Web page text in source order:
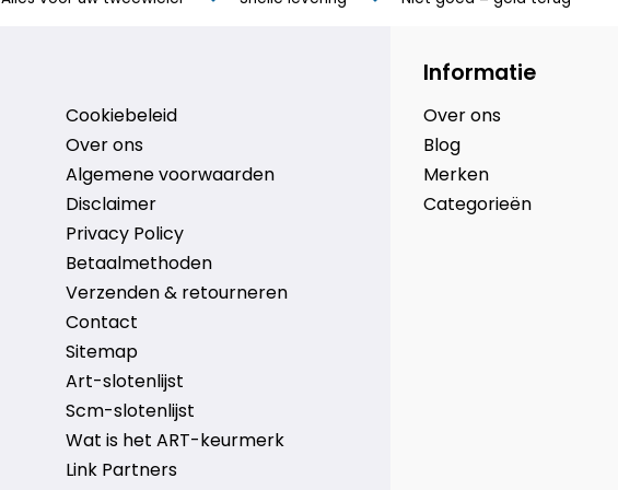
Cookiebeleid
Over ons
Algemene voorwaarden
Disclaimer
Privacy Policy
Betaalmethoden
Verzenden & retourneren
Contact
Sitemap
Art-slotenlijst
Scm-slotenlijst
Wat is het ART-keurmerk
Link Partners
Informatie
Over ons
Blog
Merken
Categorieën